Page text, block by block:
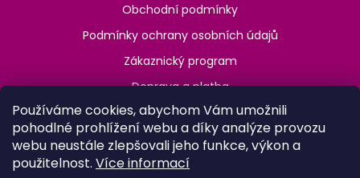
Používáme cookies, abychom Vám umožnili
pohodlné prohlížení webu a díky analýze provozu
webu neustále zlepšovali jeho funkce, výkon a
použitelnost. Více informací
Obchodní podmínky
Podmínky ochrany osobních údajů
Zákaznický program
Doprava a platba
Jak ověřit věk?